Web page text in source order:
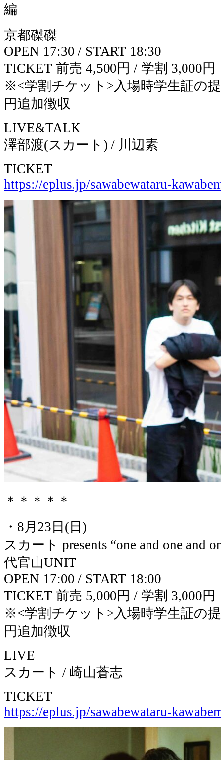
編
京都磔磔
OPEN 17:30 / START 18:30
TICKET 前売 4,500円 / 学割 3,000円
※<学割チケット>入場時学生証の
円追加徴収
LIVE&TALK
澤部渡(スカート) / 川辺素
TICKET
https://eplus.jp/sawabewataru-
＊＊＊＊＊
・8月23日(日)
スカート presents “one and one and
代官山UNIT
OPEN 17:00 / START 18:00
TICKET 前売 5,000円 / 学割 3,000円
※<学割チケット>入場時学生証の
円追加徴収
LIVE
スカート / 崎山蒼志
TICKET
https://eplus.jp/sawabewataru-